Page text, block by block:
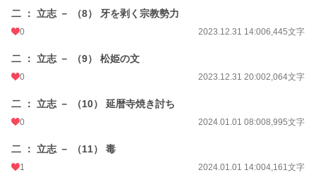
二 ： 立志 － （8） 牙を剥く宗教勢力
0 2023.12.31 14:006,445文字
二 ： 立志 － （9） 松姫の文
0 2023.12.31 20:002,064文字
二 ： 立志 － （10） 延暦寺焼き討ち
0 2024.01.01 08:008,995文字
二 ： 立志 － （11） 毒
1 2024.01.01 14:004,161文字